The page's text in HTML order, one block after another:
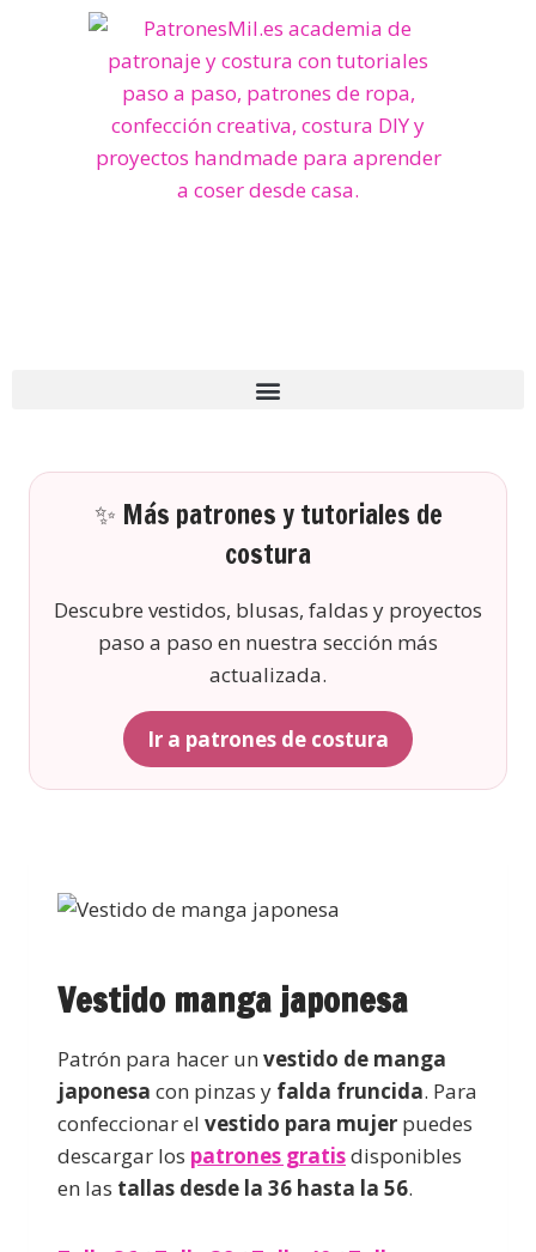
✨ Más patrones y tutoriales de
costura
Descubre vestidos, blusas, faldas y proyectos
paso a paso en nuestra sección más
actualizada.
Ir a patrones de costura
Vestido manga japonesa
Patrón para hacer un vestido de manga
japonesa con pinzas y falda fruncida. Para
confeccionar el vestido para mujer puedes
descargar los patrones gratisdisponibles
en las tallas desde la 36 hasta la 56.